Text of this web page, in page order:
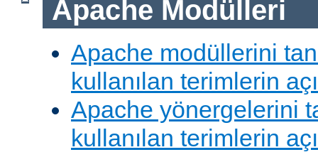
Apache Modülleri
Apache modüllerini
kullanılan terimlerin
Apache yönergelerini
kullanılan terimlerin